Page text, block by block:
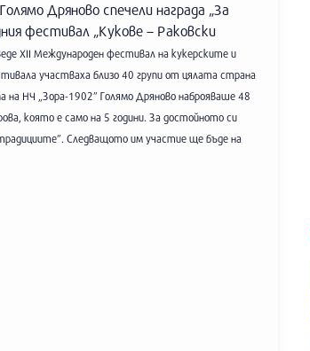
Дряново спечели награда „За
фестивал „Кукове – Раковски
XII Международен фестивал на кукерските и
участваха близо 40 групи от цялата страна
НЧ „Зора-1902” Голямо Дряново наброяваше 48
която е само на 5 години. За достойното си
Следващото им участие ще бъде на